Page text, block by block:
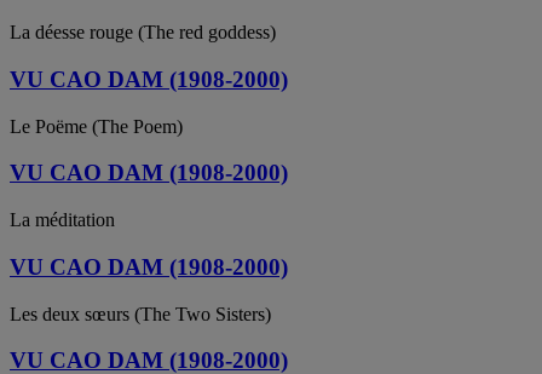
La déesse rouge (The red goddess)
VU CAO DAM (1908-2000)
Le Poëme (The Poem)
VU CAO DAM (1908-2000)
La méditation
VU CAO DAM (1908-2000)
Les deux sœurs (The Two Sisters)
VU CAO DAM (1908-2000)